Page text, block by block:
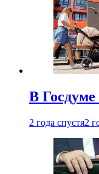
В
2 года спустя2